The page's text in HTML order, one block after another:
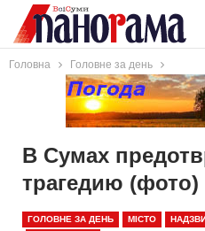
Головна Головне за день
В Сумах
трагедию (фото)
ГОЛОВНЕ ЗА ДЕНЬ МІСТО